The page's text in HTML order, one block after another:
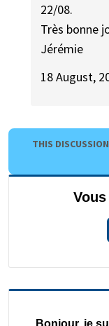
22/08.
Très bonne
Jérémie
18 August,
THIS